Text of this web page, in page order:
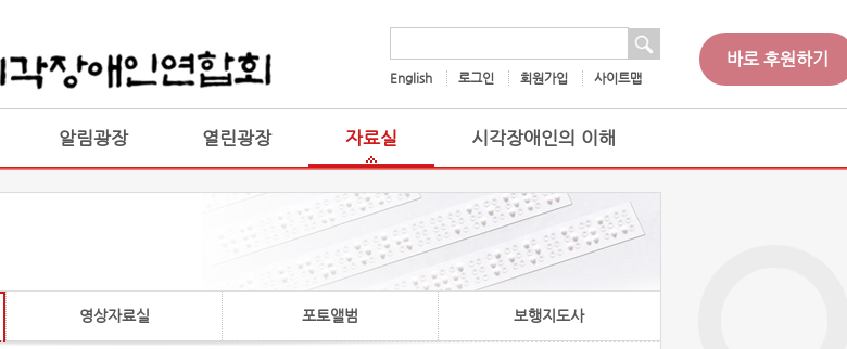
English 로그인 회원가입 사이트맵
바로 후원하기
알림광장 열린광장 자료실 시각장애인의 이해
영상자료실 포토앨범 보행지도사